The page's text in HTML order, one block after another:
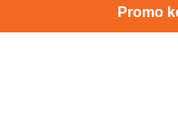
Promo